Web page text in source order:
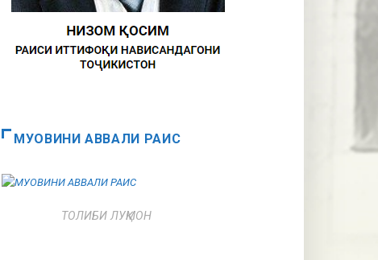
МУОВИНИ АВВАЛИ РАИС
ТОЛИБИ ЛУҚМОН